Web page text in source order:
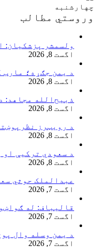
چهارشنبه
وروستي مطالب
ولسمشر پزشکیان:
اگست 8, 2026
د یمن جګړه؛
اگست 8, 2026
ذبیح‌الله مجاهد:
اگست 8, 2026
د رویټرز
اگست 8, 2026
د سعودي ترکیې او
اگست 8, 2026
عبدالملک حوثي
اگست 7, 2026
قالیباف: له
اگست 7, 2026
د یمن وسله وال
اگست 7, 2026